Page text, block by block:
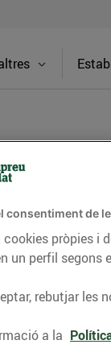
del
CONSELLS I
consentiment de
pròpies i
un perfil segons
rebutjar les
a la